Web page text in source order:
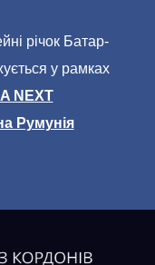
річок Батар-
у рамках
NEXT
Румунія